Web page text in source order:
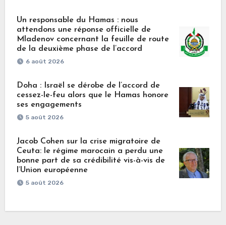
Un responsable du Hamas : nous
attendons une réponse officielle de
Mladenov concernant la feuille de route
de la deuxième phase de l’accord
6 août 2026
Doha : Israël se dérobe de l’accord de
cessez-le-feu alors que le Hamas honore
ses engagements
5 août 2026
Jacob Cohen sur la crise migratoire de
Ceuta: le régime marocain a perdu une
bonne part de sa crédibilité vis-à-vis de
l’Union européenne
5 août 2026